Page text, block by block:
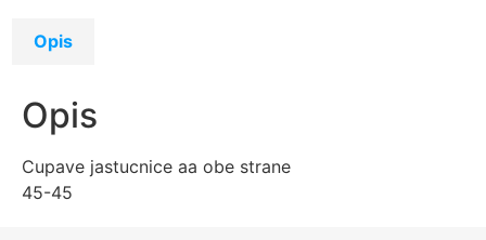
Opis
Opis
Cupave jastucnice aa obe strane
45-45